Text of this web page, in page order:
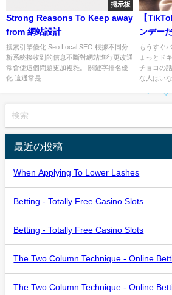
掲示板
Strong Reasons To Keep away
from 網站設計
搜索引擎優化 Seo Local SEO 根據不同分
析系統接收到的信息不斷對網站進行更改通
常會使這個問題更加複雜。 關鍵字排名優
化 這通常是...
【
ンデー
してみた
もうすぐ
ょっとド
チョコの
な人はい
最近の投稿
When Applying To Lower Lashes
Betting - Totally Free Casino Slots
Betting - Totally Free Casino Slots
The Two Column Technique - Online
The Two Column Technique - Online